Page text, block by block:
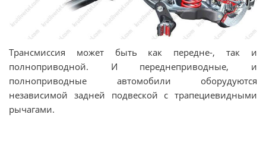
Трансмиссия может быть как передне-, так и
полноприводной. И переднеприводные, и
полноприводные автомобили оборудуются
независимой задней подвеской с трапециевидными
рычагами.